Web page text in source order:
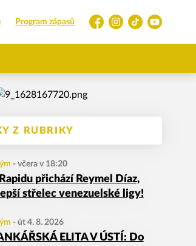
Program zápasů
FacebookInstagram
TikTokYouTube
Z RUBRIKY
- včera v 18:20
přichází Reymel Díaz,
střelec venezuelské ligy!
- út 4. 8. 2026
ELITA V ÚSTÍ: Do